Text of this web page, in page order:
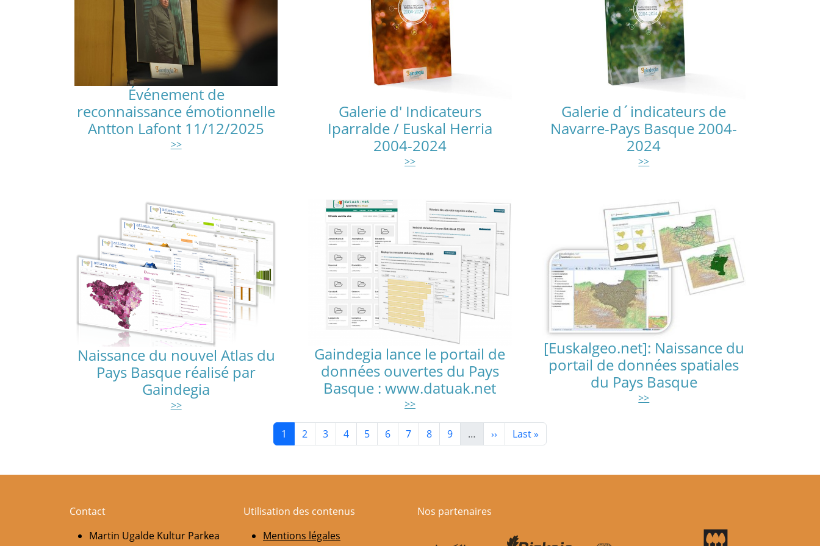
Événement de
reconnaissance émotionnelle
Antton Lafont 11/12/2025
>>
Galerie d' Indicateurs
Iparralde / Euskal Herria
2004-2024
>>
Galerie d´indicateurs de
Navarre-Pays Basque 2004-
2024
>>
Naissance du nouvel Atlas du
Pays Basque réalisé par
Gaindegia
>>
Gaindegia lance le portail de
données ouvertes du Pays
Basque : www.datuak.net
>>
[Euskalgeo.net]: Naissance du
portail de données spatiales
du Pays Basque
>>
Page courante
1 Page
2 Page
3 Page
4 Page
5 Page
6 Page
7 Page
8 Page
9 … Page suivante
›› Dernière page
Last »
Contact
Martin Ugalde Kultur Parkea
Utilisation des contenus
Mentions légales
Nos partenaires